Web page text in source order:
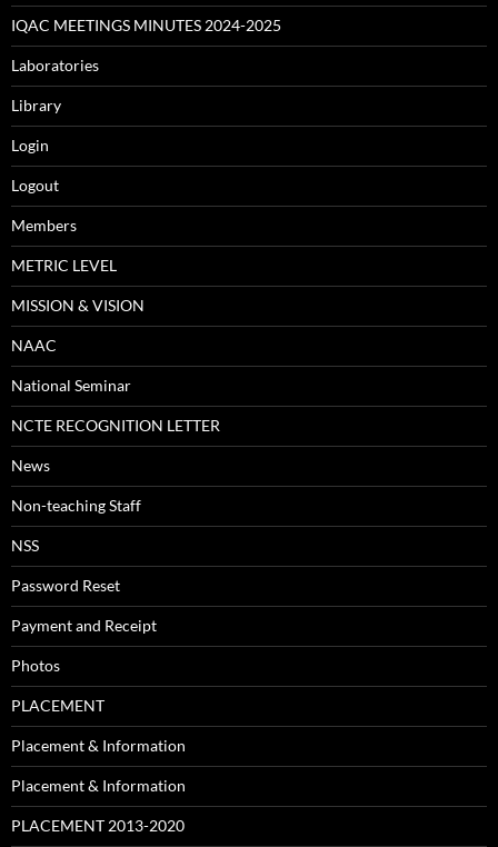
IQAC MEETINGS MINUTES 2024-2025
Laboratories
Library
Login
Logout
Members
METRIC LEVEL
MISSION & VISION
NAAC
National Seminar
NCTE RECOGNITION LETTER
News
Non-teaching Staff
NSS
Password Reset
Payment and Receipt
Photos
PLACEMENT
Placement & Information
Placement & Information
PLACEMENT 2013-2020